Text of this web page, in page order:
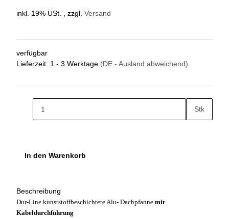
inkl. 19% USt. , zzgl. Versand
verfügbar
Lieferzeit: 1 - 3 Werktage (DE - Ausland abweichend)
Stk
In den Warenkorb
Beschreibung
Dur-Line kunststoffbeschichtete Alu- Dachpfanne mit
Kabeldurchführung